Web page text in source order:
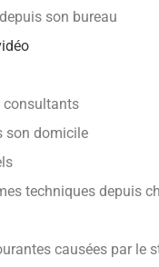
son bureau
consultants
son domicile
techniques depuis
causées par le